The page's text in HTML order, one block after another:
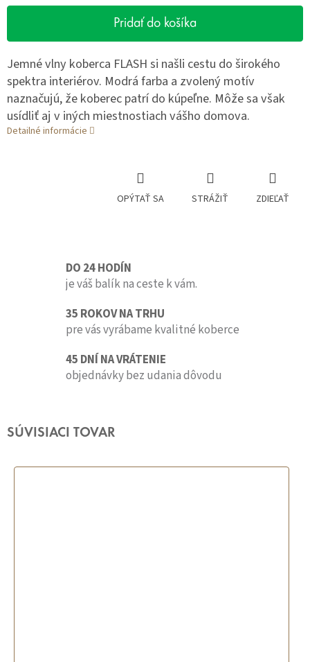
Pridať do košíka
Jemné vlny koberca FLASH si našli cestu do širokého
spektra interiérov. Modrá farba a zvolený motív
naznačujú, že koberec patrí do kúpeľne. Môže sa však
usídliť aj v iných miestnostiach vášho domova.
Detailné informácie
OPÝTAŤ SA STRÁŽIŤ ZDIEĽAŤ
DO 24 HODÍN
je váš balík na ceste k vám.
35 ROKOV NA TRHU
pre vás vyrábame kvalitné koberce
45 DNÍ NA VRÁTENIE
objednávky bez udania dôvodu
SÚVISIACI TOVAR